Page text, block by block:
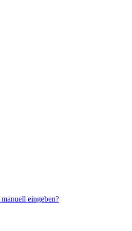
eingeben?